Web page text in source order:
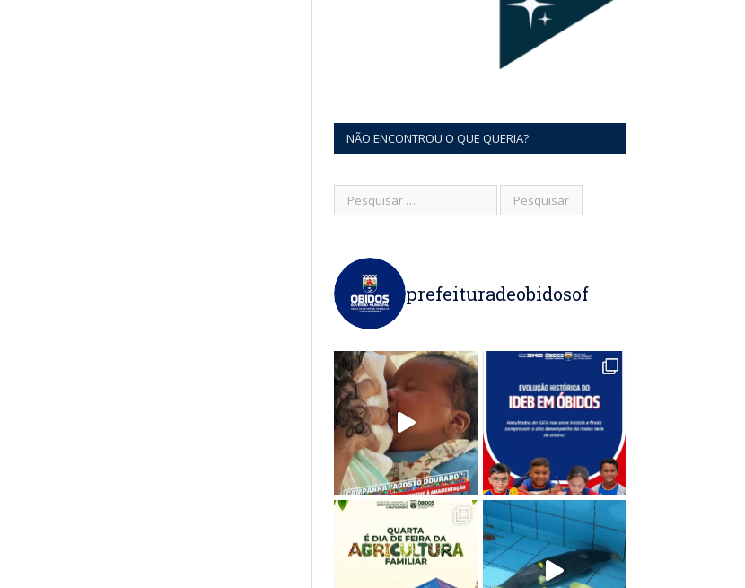
NÃO ENCONTROU O QUE QUERIA?
prefeituradeobidosof